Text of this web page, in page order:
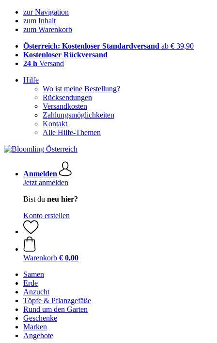
zur Navigation
zum Inhalt
zum Warenkorb
Österreich: Kostenloser Standardversand ab € 39,90
Kostenloser Rückversand
24 h Versand
Hilfe
Wo ist meine Bestellung?
Rücksendungen
Versandkosten
Zahlungsmöglichkeiten
Kontakt
Alle Hilfe-Themen
Anmelden
Jetzt anmelden
Bist du neu hier?
Konto erstellen
Warenkorb € 0,00
Samen
Erde
Anzucht
Töpfe & Pflanzgefäße
Rund um den Garten
Geschenke
Marken
Angebote